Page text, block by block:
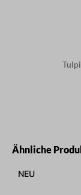
Produktgalerie
Ähnliche
NEU